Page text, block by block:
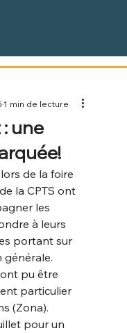
une
1 min de lecture
de la foire
la CPTS ont
les
à leurs
portant sur
générale.
pu être
particulier
(Zona).
pour un